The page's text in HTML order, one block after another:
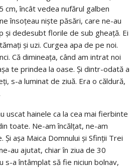
cm, încât vedea nufărul galben
însoţeau nişte păsări, care ne-au
dedesubt florile de sub gheaţă. Ei
şi uzi. Curgea apa de pe noi.
Că dimineaţa, când am intrat noi
te prindea la oase. Şi dintr-odată a
s-a luminat de ziuă. Era o căldură,
uscat hainele ca la cea mai fierbinte
toate. Ne-am încălţat, ne-am
Şi aşa Maica Domnului şi Sfinţii Trei
au ajutat, chiar în ziua de 30
s-a întâmplat să fie niciun bolnav,